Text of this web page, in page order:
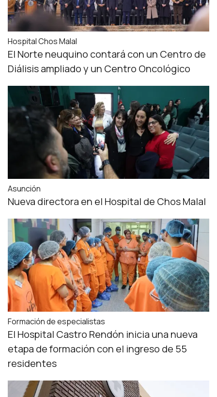
Hospital Chos Malal
El Norte neuquino contará con un Centro de
Diálisis ampliado y un Centro Oncológico
Asunción
Nueva directora en el Hospital de Chos Malal
Formación de especialistas
El Hospital Castro Rendón inicia una nueva
etapa de formación con el ingreso de 55
residentes